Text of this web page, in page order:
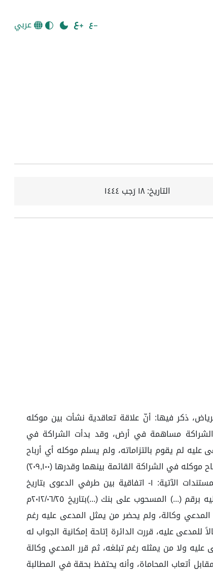
عربي
التاريخ:١٨ رَجب ١٤٤٤
ذكر فيها: أنّ علاقة تعاقدية نشأت بين موكله
ريال، كرأس مال، ونشاط الشراكة مساهمة في أرض، وقد بدأت الشراكة في
أن المدعى عليه لم يقوم بالتزاماته، ولم يسلم موكله أي أرباح
ولم يعد رأس المال، وطالب إلزام المدعى عليه بـ: ١- رد قيمة رأس المال وقدره (٢٠٩,١٠٠) مائتان وتسعة آلاف ومائة ريال. ٢- دفع أرباح موكله في الشراكة القائمة بينهما وقدرها (٢٠٩,١٠٠)
مائتان وتسعة آلاف ومائة ريال. ٣- التعويض عن أضرار التقاضي بمبلغ قدره (٣٠,٠٠٠) ثلاثون ألف ريال. وقدم سنداً لطلباته المستندات الآتية: ١- اتفاقية بين طرفي الدعوى بتاريخ
٢٠١٢/٠٦/٢٥م على مطبوعات مؤسسة (...) للتجارة ممهورة بتوقيع المدعى عليه. ٢- شيك صادر عن المدعي المحرر لأمر المدعى عليه برقم (...) المسحوب على بنك (...)بتاريخ ٢٠١٢/٠٦/٢٥م
عقدت الدائرة جلسة مرئية في ١٤٤٣/١٢/٢٦هـ، وملخصها: حضر فيها المدعي وكالة، ولم يحضر من يمثل المدعى عليه رغم
عليه، قررت الدائرة إتاحة إمكانية الجواب له
وكالة، ولم يحضر المدعى عليه ولا من يمثله رغم تبلغه، ثم قرر المدعي وكالة
وتسعة آلاف ومائة ريال مقابل رأس المال، ومبلغ قدره (٣٠,٠٠٠) ثلاثون ألف ريال مقابل أتعاب المحاماة، وأنه يحتفظ بحقة في المطالبة